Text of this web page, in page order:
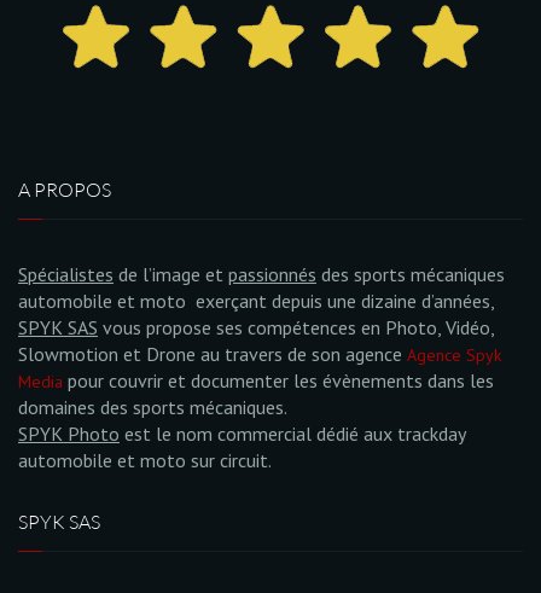
A PROPOS
Spécialistes de l’image et passionnés des sports mécaniques
automobile et moto exerçant depuis une dizaine d’années,
SPYK SAS vous propose ses compétences en Photo, Vidéo,
Slowmotion et Drone au travers de son agence Agence Spyk
Media pour couvrir et documenter les évènements dans les
domaines des sports mécaniques.
SPYK Photo est le nom commercial dédié aux trackday
automobile et moto sur circuit.
SPYK SAS